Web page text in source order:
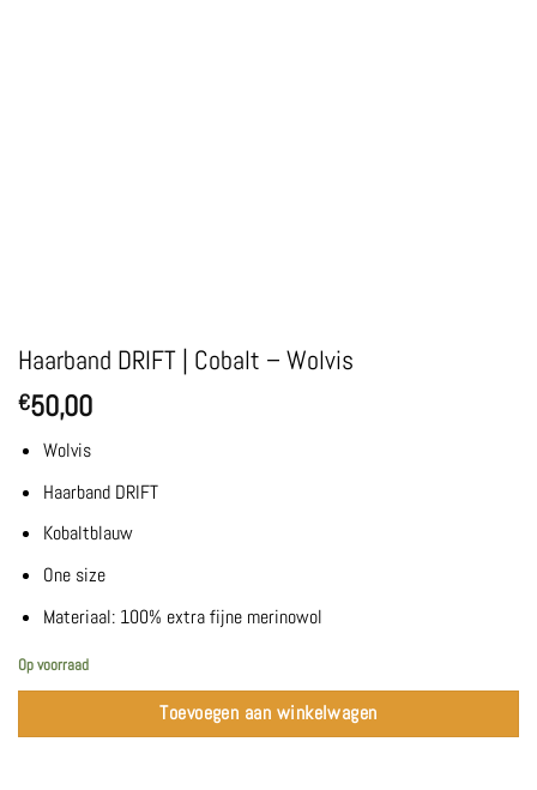
Haarband DRIFT | Cobalt – Wolvis
€50,00
Wolvis
Haarband DRIFT
Kobaltblauw
One size
Materiaal: 100% extra fijne merinowol
Op voorraad
Toevoegen aan winkelwagen